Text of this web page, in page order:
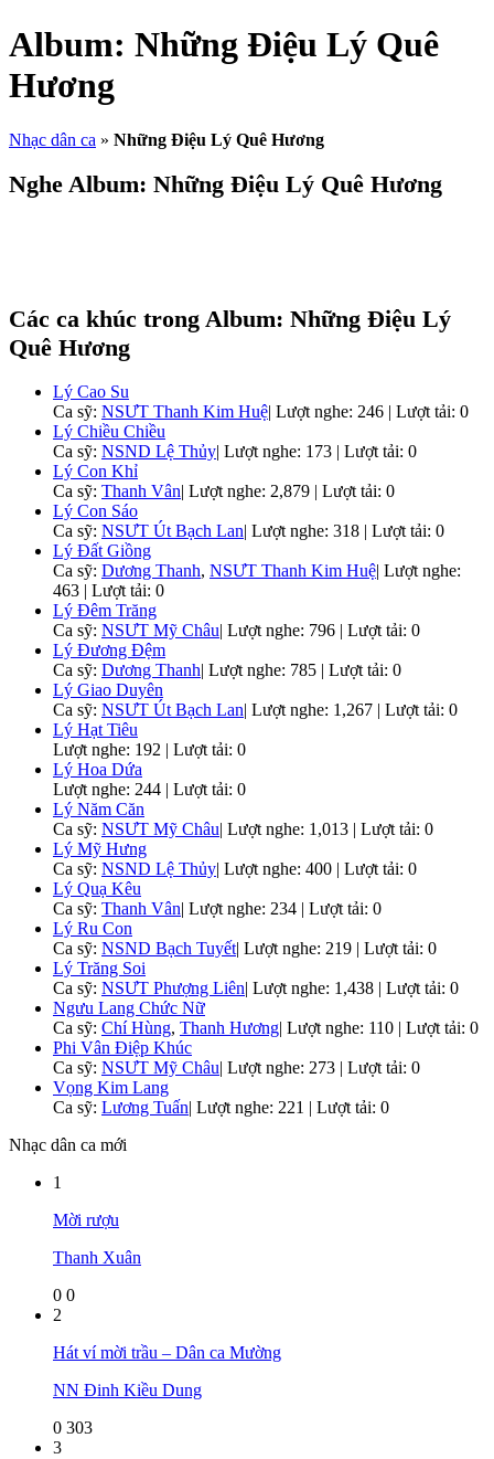
Album: Những Điệu Lý Quê
Hương
Nhạc dân ca » Những Điệu Lý Quê Hương
Nghe Album: Những Điệu Lý Quê Hương
Các ca khúc trong Album: Những Điệu Lý
Quê Hương
Lý Cao Su
Ca sỹ: NSƯT Thanh Kim Huệ| Lượt nghe: 246 | Lượt tải: 0
Lý Chiều Chiều
Ca sỹ: NSND Lệ Thủy| Lượt nghe: 173 | Lượt tải: 0
Lý Con Khỉ
Ca sỹ: Thanh Vân| Lượt nghe: 2,879 | Lượt tải: 0
Lý Con Sáo
Ca sỹ: NSƯT Út Bạch Lan| Lượt nghe: 318 | Lượt tải: 0
Lý Đất Giồng
Ca sỹ: Dương Thanh, NSƯT Thanh Kim Huệ| Lượt nghe:
463 | Lượt tải: 0
Lý Đêm Trăng
Ca sỹ: NSƯT Mỹ Châu| Lượt nghe: 796 | Lượt tải: 0
Lý Đương Đệm
Ca sỹ: Dương Thanh| Lượt nghe: 785 | Lượt tải: 0
Lý Giao Duyên
Ca sỹ: NSƯT Út Bạch Lan| Lượt nghe: 1,267 | Lượt tải: 0
Lý Hạt Tiêu
Lượt nghe: 192 | Lượt tải: 0
Lý Hoa Dứa
Lượt nghe: 244 | Lượt tải: 0
Lý Năm Căn
Ca sỹ: NSƯT Mỹ Châu| Lượt nghe: 1,013 | Lượt tải: 0
Lý Mỹ Hưng
Ca sỹ: NSND Lệ Thủy| Lượt nghe: 400 | Lượt tải: 0
Lý Quạ Kêu
Ca sỹ: Thanh Vân| Lượt nghe: 234 | Lượt tải: 0
Lý Ru Con
Ca sỹ: NSND Bạch Tuyết| Lượt nghe: 219 | Lượt tải: 0
Lý Trăng Soi
Ca sỹ: NSƯT Phượng Liên| Lượt nghe: 1,438 | Lượt tải: 0
Ngưu Lang Chức Nữ
Ca sỹ: Chí Hùng, Thanh Hương| Lượt nghe: 110 | Lượt tải: 0
Phi Vân Điệp Khúc
Ca sỹ: NSƯT Mỹ Châu| Lượt nghe: 273 | Lượt tải: 0
Vọng Kim Lang
Ca sỹ: Lương Tuấn| Lượt nghe: 221 | Lượt tải: 0
Nhạc dân ca mới
1
Mời rượu
Thanh Xuân
0 0
2
Hát ví mời trầu – Dân ca Mường
NN Đinh Kiều Dung
0 303
3